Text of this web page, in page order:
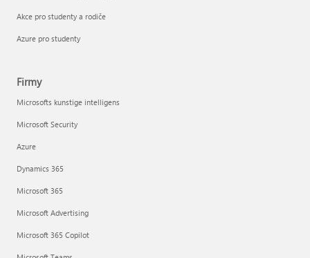
Akce pro studenty a rodiče
Azure pro studenty
Firmy
Microsofts kunstige intelligens
Microsoft Security
Azure
Dynamics 365
Microsoft 365
Microsoft Advertising
Microsoft 365 Copilot